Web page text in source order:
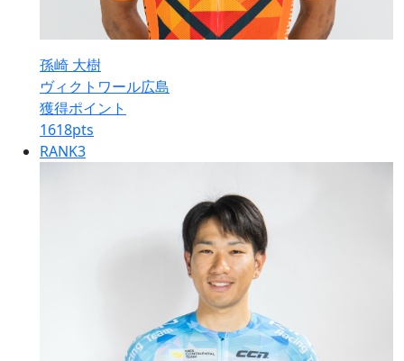
孫崎 大樹
ヴィクトワール広島
獲得ポイント
1618pts
RANK3